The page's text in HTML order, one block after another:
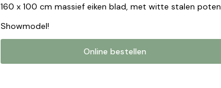
160 x 100 cm massief eiken blad, met witte stalen poten.
Showmodel!
Online bestellen